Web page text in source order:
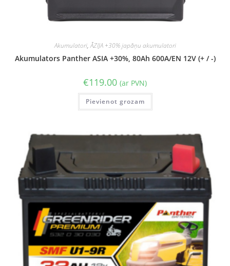
Akumulatori,ĀZIJA +30% japāņu akumulatori
Akumulators Panther ASIA +30%, 80Ah 600A/EN 12V (+ / -)
€119.00 (ar PVN)
Pievienot grozam